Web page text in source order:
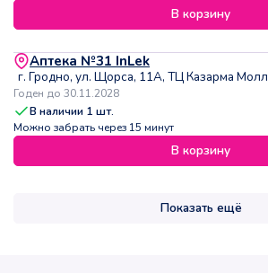
В корзину
Аптека №31 InLek
г. Гродно, ул. Щорса, 11А, ТЦ Казарма Молл
Годен до 30.11.2028
В наличии 1 шт.
Можно забрать через 15 минут
В корзину
Показать ещё